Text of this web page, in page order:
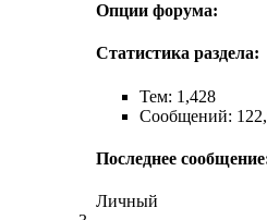
Опции форума:
Статистика раздела:
Тем: 1,428
Сообщений:
Последнее
Личный